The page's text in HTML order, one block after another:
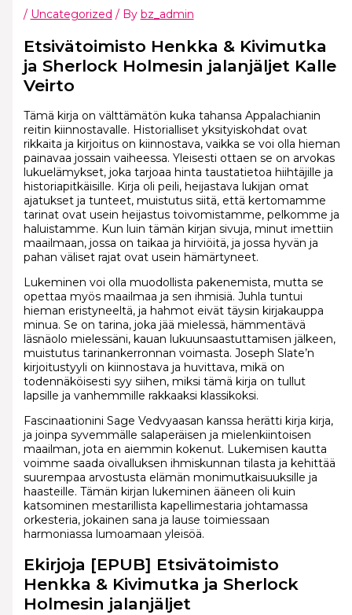
/ Uncategorized / By bz_admin
Etsivätoimisto Henkka & Kivimutka
ja Sherlock Holmesin jalanjäljet Kalle
Veirto
Tämä kirja on välttämätön kuka tahansa Appalachianin
reitin kiinnostavalle. Historialliset yksityiskohdat ovat
rikkaita ja kirjoitus on kiinnostava, vaikka se voi olla hieman
painavaa jossain vaiheessa. Yleisesti ottaen se on arvokas
lukuelämykset, joka tarjoaa hinta taustatietoa hiihtäjille ja
historiapitkäisille. Kirja oli peili, heijastava lukijan omat
ajatukset ja tunteet, muistutus siitä, että kertomamme
tarinat ovat usein heijastus toivomistamme, pelkomme ja
haluistamme. Kun luin tämän kirjan sivuja, minut imettiin
maailmaan, jossa on taikaa ja hirviöitä, ja jossa hyvän ja
pahan väliset rajat ovat usein hämärtyneet.
Lukeminen voi olla muodollista pakenemista, mutta se
opettaa myös maailmaa ja sen ihmisiä. Juhla tuntui
hieman eristyneeltä, ja hahmot eivät täysin kirjakauppa
minua. Se on tarina, joka jää mielessä, hämmentävä
läsnäolo mielessäni, kauan lukuunsaastuttamisen jälkeen,
muistutus tarinankerronnan voimasta. Joseph Slate’n
kirjoitustyyli on kiinnostava ja huvittava, mikä on
todennäköisesti syy siihen, miksi tämä kirja on tullut
lapsille ja vanhemmille rakkaaksi klassikoksi.
Fascinaationini Sage Vedvyaasan kanssa herätti kirja kirja,
ja joinpa syvemmälle salaperäisen ja mielenkiintoisen
maailman, jota en aiemmin kokenut. Lukemisen kautta
voimme saada oivalluksen ihmiskunnan tilasta ja kehittää
suurempaa arvostusta elämän monimutkaisuuksille ja
haasteille. Tämän kirjan lukeminen ääneen oli kuin
katsominen mestarillista kapellimestaria johtamassa
orkesteria, jokainen sana ja lause toimiessaan
harmoniassa lumoamaan yleisöä.
Ekirjoja [EPUB] Etsivätoimisto
Henkka & Kivimutka ja Sherlock
Holmesin jalanjäljet